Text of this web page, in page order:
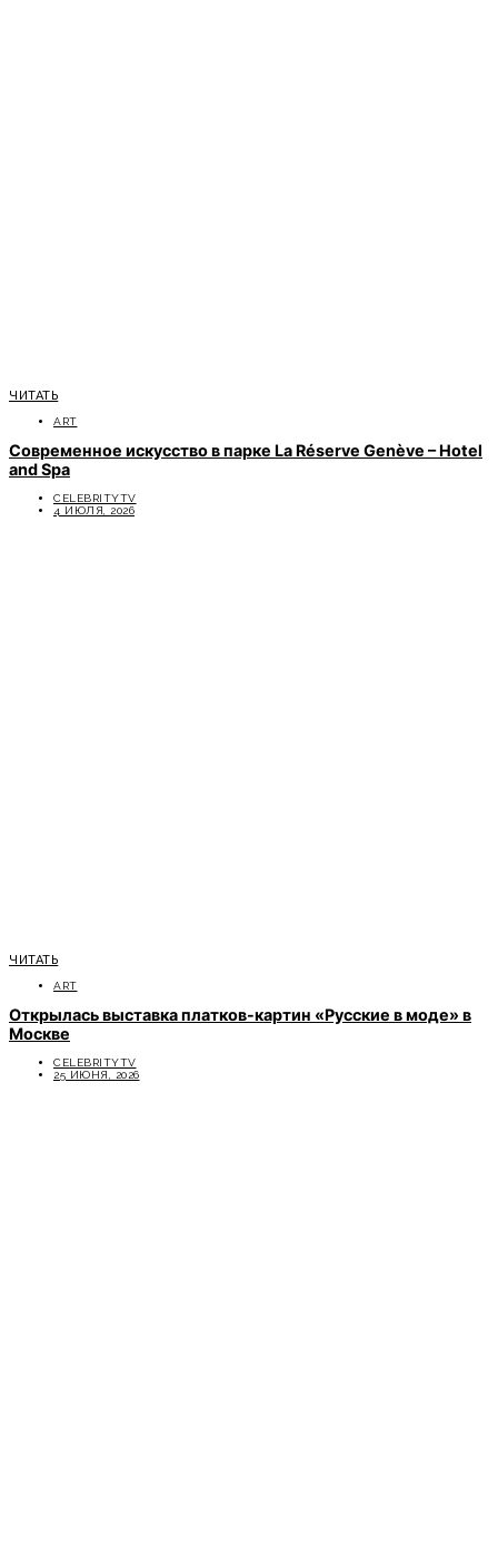
ЧИТАТЬ
ART
Современное искусство в парке La Réserve Genève – Hotel
and Spa
CELEBRITYTV
4 ИЮЛЯ, 2026
ЧИТАТЬ
ART
Открылась выставка платков-картин «Русские в моде» в
Москве
CELEBRITYTV
25 ИЮНЯ, 2026